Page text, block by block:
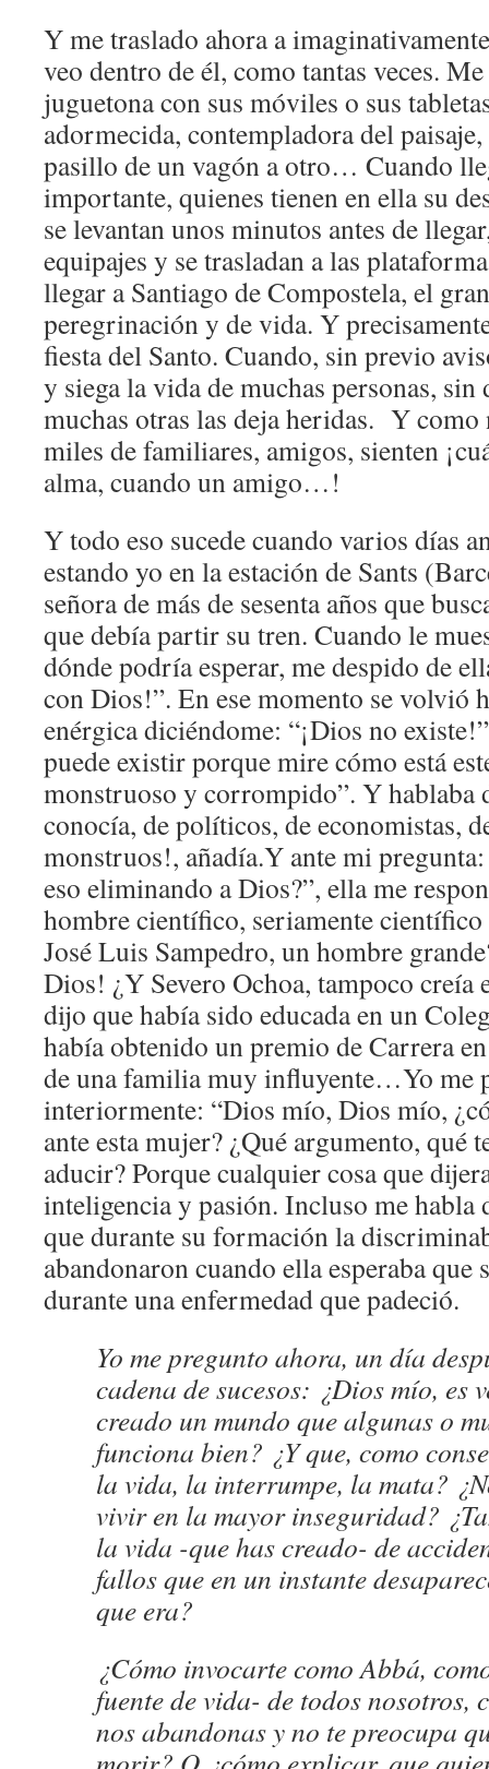
Y me traslado ahora a
veo dentro de él, como tantas veces.
juguetona con sus móviles o sus
adormecida, contempladora del
pasillo de un vagón a otro… Cuando
importante, quienes tienen en ella su
se levantan unos minutos antes de
equipajes y se trasladan a las
llegar a Santiago de Compostela, el
peregrinación y de vida. Y
fiesta del Santo. Cuando, sin previo
y siega la vida de muchas personas,
muchas otras las deja heridas. Y como
miles de familiares, amigos, sienten
alma, cuando un amigo…!
Y todo eso sucede cuando varios días
estando yo en la estación de Sants
señora de más de sesenta años que
que debía partir su tren. Cuando le
dónde podría esperar, me despido de
con Dios!”. En ese momento se volvió
enérgica diciéndome: “¡Dios no
puede existir porque mire cómo está
monstruoso y corrompido”. Y hablaba
conocía, de políticos, de economistas,
monstruos!, añadía.Y ante mi
eso eliminando a Dios?”, ella me
hombre científico, seriamente
José Luis Sampedro, un hombre
Dios! ¿Y Severo Ochoa, tampoco creía
dijo que había sido educada en un
había obtenido un premio de Carrera
de una familia muy influyente…Yo me
interiormente: “Dios mío, Dios mío,
ante esta mujer? ¿Qué argumento, qué
aducir? Porque cualquier cosa que
inteligencia y pasión. Incluso me habla
que durante su formación la
abandonaron cuando ella esperaba que
durante una enfermedad que padeció.
Yo me pregunto ahora, un día
cadena de sucesos: ¿Dios mío, es
creado un mundo que algunas o
funciona bien? ¿Y que, como
la vida, la interrumpe, la mata?
vivir en la mayor inseguridad?
la vida -que has creado- de
fallos que en un instante
que era?
¿Cómo invocarte como Abbá,
fuente de vida- de todos nosotros,
nos abandonas y no te preocupa